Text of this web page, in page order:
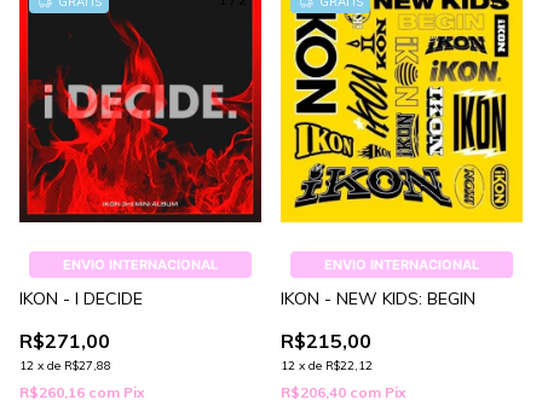
ENVIO INTERNACIONAL
IKON - I DECIDE
R$271,00
12 x de R$27,88
R$260,16 com Pix
ENVIO INTERNACIONAL
IKON - NEW KIDS: BEGIN
R$215,00
12 x de R$22,12
R$206,40 com Pix